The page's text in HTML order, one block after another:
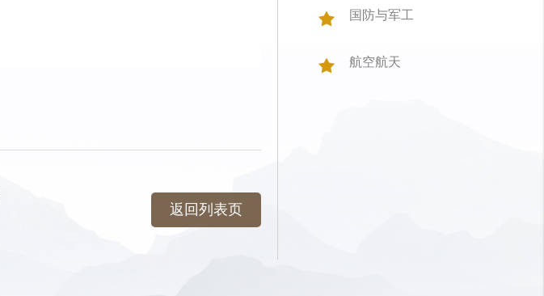
返回列表页
国防与军工
航空航天